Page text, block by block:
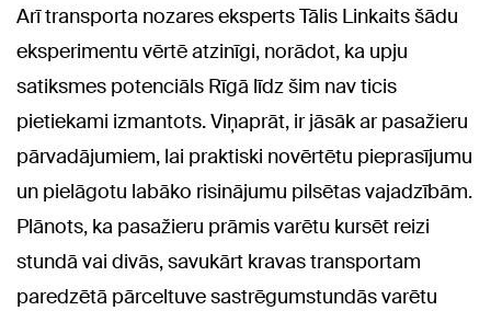
Arī transporta nozares eksperts Tālis Linkaits šādu
eksperimentu vērtē atzinīgi, norādot, ka upju
satiksmes potenciāls Rīgā līdz šim nav ticis
pietiekami izmantots. Viņaprāt, ir jāsāk ar pasažieru
pārvadājumiem, lai praktiski novērtētu pieprasījumu
un pielāgotu labāko risinājumu pilsētas vajadzībām.
Plānots, ka pasažieru prāmis varētu kursēt reizi
stundā vai divās, savukārt kravas transportam
paredzētā pārceltuve sastrēgumstundās varētu